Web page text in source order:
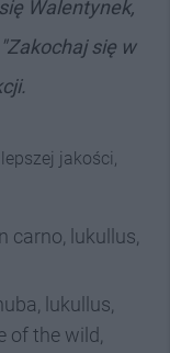
Walentynek,
się w
jakości,
carno, lukullus,
lukullus,
of the wild,